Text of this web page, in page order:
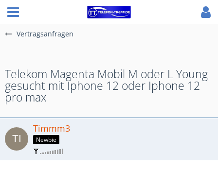
Vertragsanfragen
Telekom Magenta Mobil M oder L Young
gesucht mit Iphone 12 oder Iphone 12
pro max
Timmm3
Newbie